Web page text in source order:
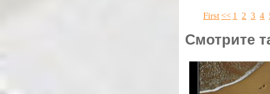
First<< 1 2 3 4
Смотрите